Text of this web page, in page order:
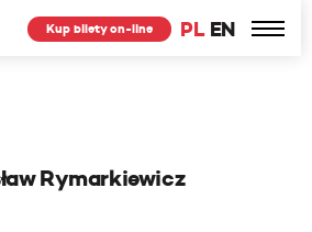
PL EN
Kup bilety on-line
Rymarkiewicz